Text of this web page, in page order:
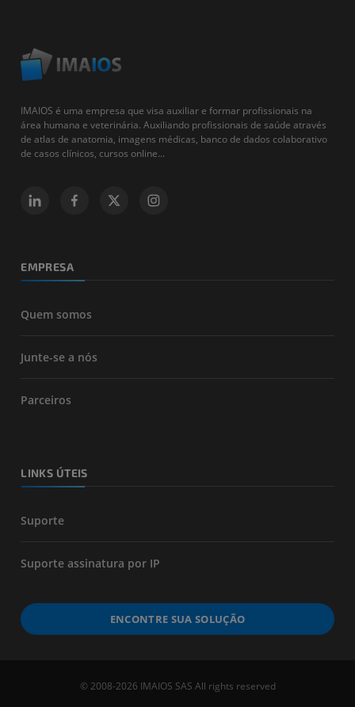
IMAIOS é uma empresa que visa auxiliar e formar profissionais na
área humana e veterinária. Auxiliando profissionais de saúde através
de atlas de anatomia, imagens médicas, banco de dados colaborativo
de casos clínicos, cursos online...
EMPRESA
Quem somos
Junte-se a nós
Parceiros
LINKS ÚTEIS
Suporte
Suporte assinatura por IP
ENCONTRE SUA SOLUÇÃO
© 2008-2026 IMAIOS SAS All rights reserved